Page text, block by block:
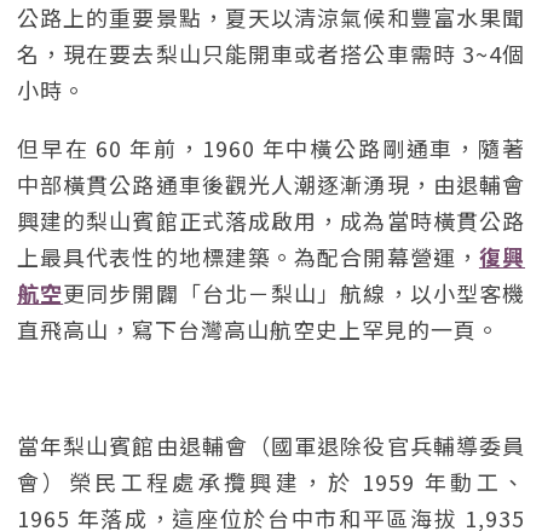
公路上的重要景點，夏天以清涼氣候和豐富水果聞
名，現在要去梨山只能開車或者搭公車需時 3~4個
小時。
但早在 60 年前，1960 年中橫公路剛通車，隨著
中部橫貫公路通車後觀光人潮逐漸湧現，由退輔會
興建的梨山賓館正式落成啟用，成為當時橫貫公路
上最具代表性的地標建築。為配合開幕營運， 復興
航空更同步開闢「台北－梨山」航線，以小型客機
直飛高山，寫下台灣高山航空史上罕見的一頁。
當年梨山賓館由退輔會（國軍退除役官兵輔導委員
會）榮民工程處承攬興建，於 1959 年動工、
1965 年落成，這座位於台中市和平區海拔 1,935